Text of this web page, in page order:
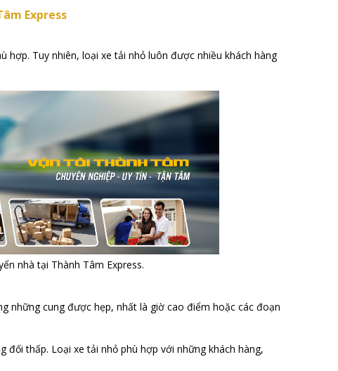
Express
hợp. Tuy nhiên, loại xe tải nhỏ luôn được nhiều khách hàng
nhà tại Thành Tâm Express.
những cung được hẹp, nhất là giờ cao điểm hoặc các đoạn
đối thấp. Loại xe tải nhỏ phù hợp với những khách hàng,